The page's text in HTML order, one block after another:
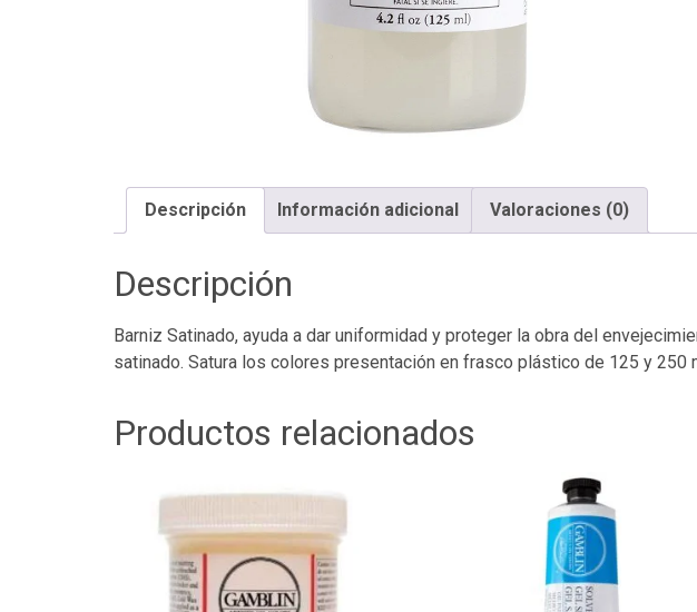
Descripción Información adicional Valoraciones (0)
Descripción
Barniz Satinado, ayuda a dar uniformidad y proteger la obra del
satinado. Satura los colores presentación en frasco plástico de 125 y 250
Productos relacionados